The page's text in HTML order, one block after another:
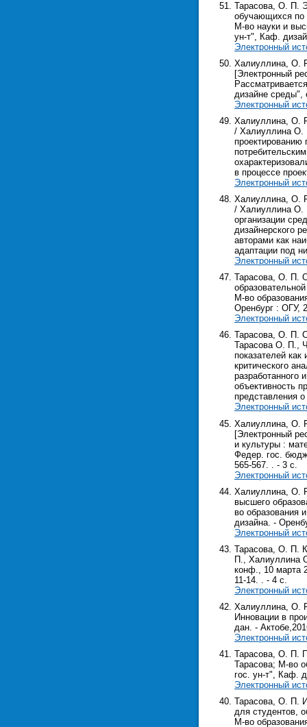
Тарасова, О. П.
обучающихся по
М-во науки и
ун-т", Каф.
Электронный
Халиуллина, О.
[Электронный
дизайне среды",
Электронный
Халиуллина, О.
/ Халиуллина О.
проектированию
в процессе
Электронный
Халиуллина, О.
/ Халиуллина О.
организации
дизайнерского
авторами как
адаптации под
Электронный
Тарасова, О. П.
М-во
Оренбург : ОГУ,
Электронный
Тарасова, О. П.
Тарасова О. П.,
показателей
критического
разработанного
объективность
представления
Электронный
Халиуллина, О.
[Электронный
и культуры :
Федер. гос.
565-567. . - 3 с.
Электронный
Халиуллина, О.
высшего
во образования
дизайна. -
Электронный
Тарасова, О. П.
П., Халиуллина
конф., 10 марта
11-14. . - 4 с.
Электронный
Халиуллина, О.
Инновации в
дан. -
Электронный
Тарасова, О. П.
Тарасова; М-во
гос. ун-т", Каф.
Электронный
Тарасова, О. П.
для студентов,
М-во